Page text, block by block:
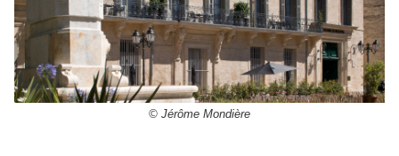
© Jérôme Mondière